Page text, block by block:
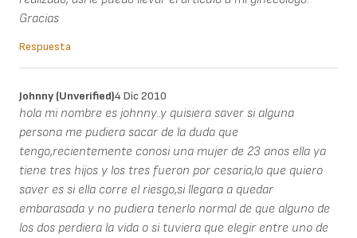
Gracias
Respuesta
Johnny (unverified)4 Dic 2010
hola mi nombre es johnny..y quisiera saver si alguna
persona me pudiera sacar de la duda que
tengo,recientemente conosi una mujer de 23 anos ella ya
tiene tres hijos y los tres fueron por cesaria,lo que quiero
saver es si ella corre el riesgo,si llegara a quedar
embarasada y no pudiera tenerlo normal de que alguno de
los dos perdiera la vida o si tuviera que elegir entre uno de